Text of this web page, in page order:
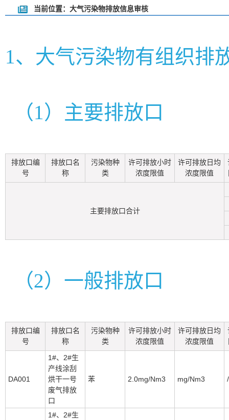
当前位置：大气污染物排放信息审核
1、大气污染物有组织排
（1）主要排放口
排放口编
号
排放口名
称
污染物种
类
许可排放小时
浓度限值
许可排放日均
浓度限值
主要排放口合计
（2）一般排放口
排放口编
号
排放口名
称
污染物种
类
许可排放小时
浓度限值
许可排放日均
浓度限值
DA001
1#、2#生
产线涂刮
烘干一号
废气排放
口
苯 2.0mg/Nm3 mg/Nm3 /
1#、2#生